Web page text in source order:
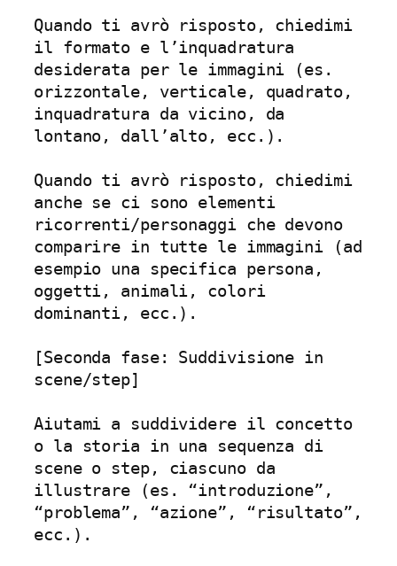
Quando ti avrò risposto, chiedimi
il formato e l’inquadratura
desiderata per le immagini (es.
orizzontale, verticale, quadrato,
inquadratura da vicino, da
lontano, dall’alto, ecc.).
Quando ti avrò risposto, chiedimi
anche se ci sono elementi
ricorrenti/personaggi che devono
comparire in tutte le immagini (ad
esempio una specifica persona,
oggetti, animali, colori
dominanti, ecc.).
[Seconda fase: Suddivisione in
scene/step]
Aiutami a suddividere il concetto
o la storia in una sequenza di
scene o step, ciascuno da
illustrare (es. “introduzione”,
“problema”, “azione”, “risultato”,
ecc.).